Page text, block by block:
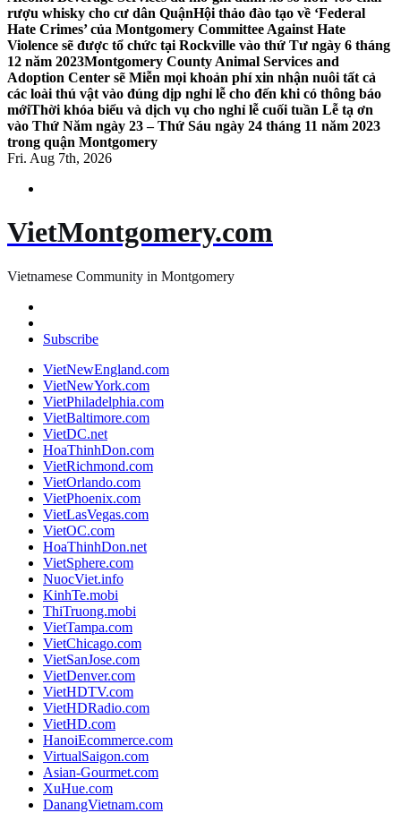
rượu whisky cho cư dân QuậnHội thảo đào tạo về ‘Federal
Hate Crimes’ của Montgomery Committee Against Hate
Violence sẽ được tổ chức tại Rockville vào thứ Tư ngày 6 tháng
12 năm 2023Montgomery County Animal Services and
Adoption Center sẽ Miễn mọi khoản phí xin nhận nuôi tất cả
các loài thú vật vào đúng dịp nghỉ lễ cho đến khi có thông báo
mớiThời khóa biểu và dịch vụ cho nghỉ lễ cuối tuần Lễ tạ ơn
vào Thứ Năm ngày 23 – Thứ Sáu ngày 24 tháng 11 năm 2023
trong quận Montgomery
Fri. Aug 7th, 2026
VietMontgomery.com
Vietnamese Community in Montgomery
Subscribe
VietNewEngland.com
VietNewYork.com
VietPhiladelphia.com
VietBaltimore.com
VietDC.net
HoaThinhDon.com
VietRichmond.com
VietOrlando.com
VietPhoenix.com
VietLasVegas.com
VietOC.com
HoaThinhDon.net
VietSphere.com
NuocViet.info
KinhTe.mobi
ThiTruong.mobi
VietTampa.com
VietChicago.com
VietSanJose.com
VietDenver.com
VietHDTV.com
VietHDRadio.com
VietHD.com
HanoiEcommerce.com
VirtualSaigon.com
Asian-Gourmet.com
XuHue.com
DanangVietnam.com